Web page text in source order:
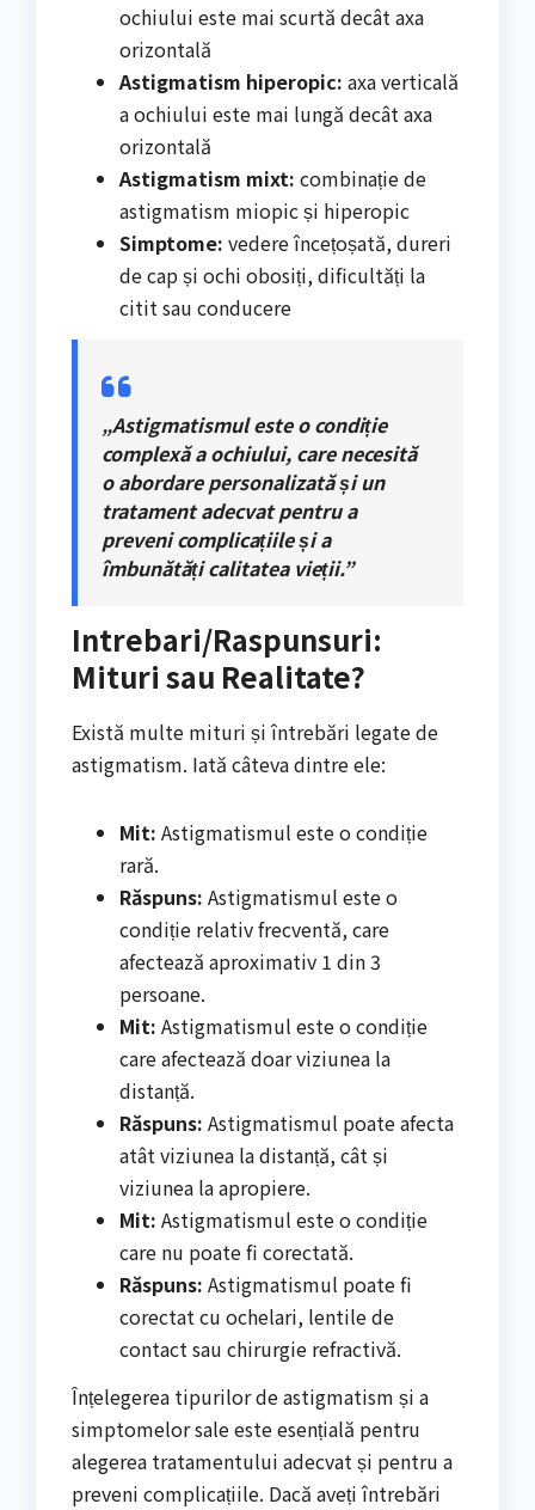
ochiului este mai scurtă decât axa
orizontală
Astigmatism hiperopic: axa verticală
a ochiului este mai lungă decât axa
orizontală
Astigmatism mixt: combinație de
astigmatism miopic și hiperopic
Simptome: vedere încețoșată, dureri
de cap și ochi obosiți, dificultăți la
citit sau conducere
„Astigmatismul este o condiție
complexă a ochiului, care necesită
o abordare personalizată și un
tratament adecvat pentru a
preveni complicațiile și a
îmbunătăți calitatea vieții.”
Intrebari/Raspunsuri:
Mituri sau Realitate?
Există multe mituri și întrebări legate de
astigmatism. Iată câteva dintre ele:
Mit: Astigmatismul este o condiție
rară.
Răspuns: Astigmatismul este o
condiție relativ frecventă, care
afectează aproximativ 1 din 3
persoane.
Mit: Astigmatismul este o condiție
care afectează doar viziunea la
distanță.
Răspuns: Astigmatismul poate afecta
atât viziunea la distanță, cât și
viziunea la apropiere.
Mit: Astigmatismul este o condiție
care nu poate fi corectată.
Răspuns: Astigmatismul poate fi
corectat cu ochelari, lentile de
contact sau chirurgie refractivă.
Înțelegerea tipurilor de astigmatism și a
simptomelor sale este esențială pentru
alegerea tratamentului adecvat și pentru a
preveni complicațiile. Dacă aveți întrebări